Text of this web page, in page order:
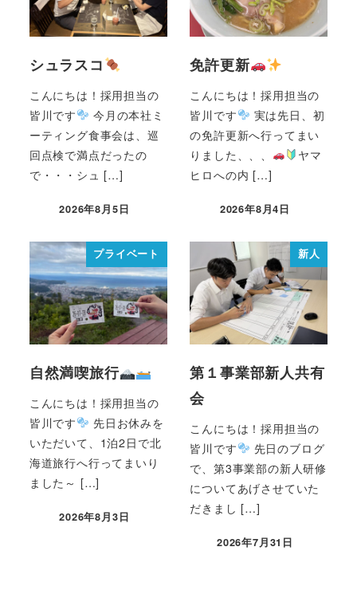
シュラスコ
こんにちは！採用担当の
皆川です
今月の本社ミ
ーティング食事会は、巡
回点検で満点だったの
で・・・シュ […]
2026年8月5日
免許更新
こんにちは！採用担当の
皆川です
実は先日、初
の免許更新へ行ってまい
りました、、、
ヤマ
ヒロへの内 […]
2026年8月4日
プライベート
自然満喫旅行
こんにちは！採用担当の
皆川です
先日お休みを
いただいて、1泊2日で北
海道旅行へ行ってまいり
ました～ […]
2026年8月3日
新人
第１事業部新人共有
会
こんにちは！採用担当の
皆川です
先日のブログ
で、第3事業部の新人研修
についてあげさせていた
だきまし […]
2026年7月31日